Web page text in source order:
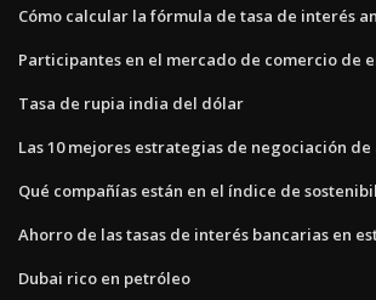
Cómo calcular la fórmula de tasa de interés
Participantes en el mercado de comercio de
Tasa de rupia india del dólar
Las 10 mejores estrategias de negociación de
Qué compañías están en el índice de
Ahorro de las tasas de interés bancarias en
Dubai rico en petróleo